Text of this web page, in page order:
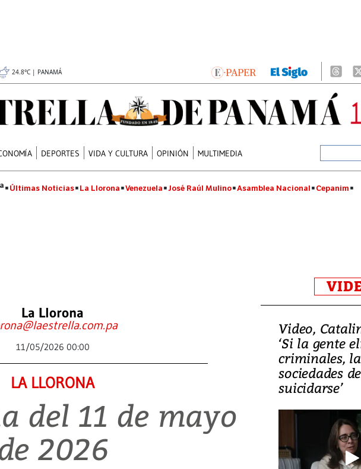
24.8°C | PANAMÁ
DEPORTES VIDA Y CULTURA OPINIÓN MULTIMEDIA
Últimas Noticias La Llorona Venezuela José Raúl Mulino Asamblea Nacional Cepanim
La Llorona
11/05/2026 00:00
LA LLORONA
del 11 de mayo
2026
Video,
‘Si la gente
criminales,
sociedades
suicidarse’